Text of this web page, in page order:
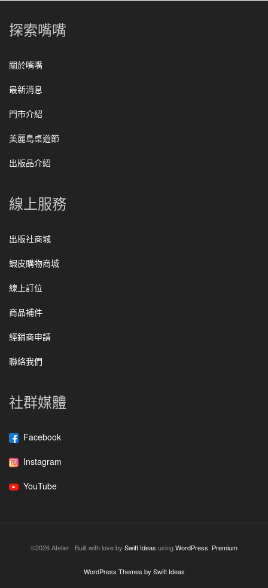
探索嘴嘴
關於嘴嘴
最新消息
門市介紹
美麗島桌遊節
出版品介紹
線上服務
出版社商城
蝦皮購物商城
線上訂位
商品補件
經銷商申請
聯絡我們
社群媒體
Facebook
Instagram
YouTube
©2026 Atelier · Built with love by Swift Ideas usingWordPress Premium
WordPress Themes by Swift Ideas